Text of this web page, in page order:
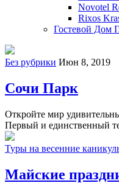
Novotel
Rixos
Гостевой
Без рубрики Июн 8, 2019
Сочи Парк
Откройте мир
Первый и единственный
Туры на весенние
Майские